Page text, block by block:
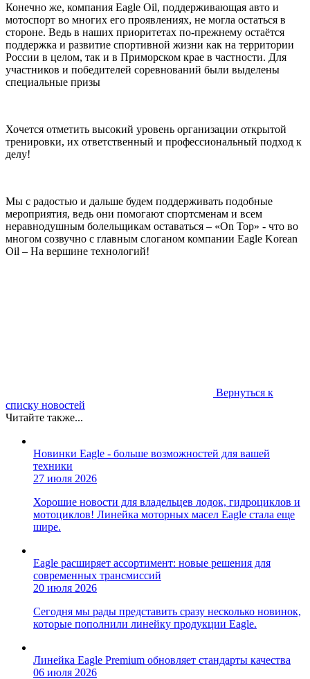
Конечно же, компания Eagle Oil, поддерживающая авто и
мотоспорт во многих его проявлениях, не могла остаться в
стороне. Ведь в наших приоритетах по-прежнему остаётся
поддержка и развитие спортивной жизни как на территории
России в целом, так и в Приморском крае в частности. Для
участников и победителей соревнований были выделены
специальные призы
Хочется отметить высокий уровень организации открытой
тренировки, их ответственный и профессиональный подход к
делу!
Мы с радостью и дальше будем поддерживать подобные
мероприятия, ведь они помогают спортсменам и всем
неравнодушным болельщикам оставаться – «On Top» - что во
многом созвучно с главным слоганом компании Eagle Korean
Oil – На вершине технологий!
Вернуться к
списку новостей
Читайте также...
Новинки Eagle - больше возможностей для вашей
техники
27 июля 2026
Хорошие новости для владельцев лодок, гидроциклов и
мотоциклов! Линейка моторных масел Eagle стала еще
шире.
Eagle расширяет ассортимент: новые решения для
современных трансмиссий
20 июля 2026
Сегодня мы рады представить сразу несколько новинок,
которые пополнили линейку продукции Eagle.
Линейка Eagle Premium обновляет стандарты качества
06 июля 2026